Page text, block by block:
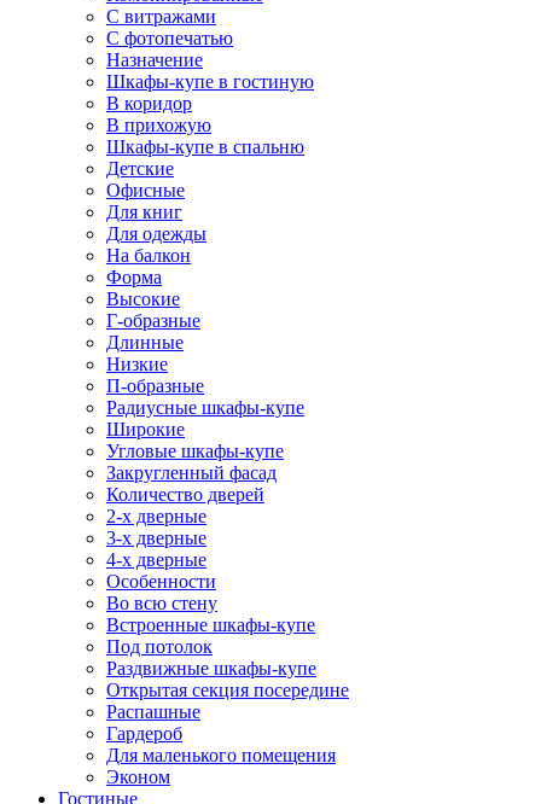
С витражами
С фотопечатью
Назначение
Шкафы-купе в гостиную
В коридор
В прихожую
Шкафы-купе в спальню
Детские
Офисные
Для книг
Для одежды
На балкон
Форма
Высокие
Г-образные
Длинные
Низкие
П-образные
Радиусные шкафы-купе
Широкие
Угловые шкафы-купе
Закругленный фасад
Количество дверей
2-х дверные
3-х дверные
4-х дверные
Особенности
Во всю стену
Встроенные шкафы-купе
Под потолок
Раздвижные шкафы-купе
Открытая секция посередине
Распашные
Гардероб
Для маленького помещения
Эконом
Гостиные